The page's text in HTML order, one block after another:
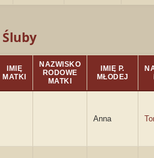
Śluby
IMIĘ
MATKI
NAZWISKO
RODOWE
MATKI
IMIĘ P.
MŁODEJ
Anna